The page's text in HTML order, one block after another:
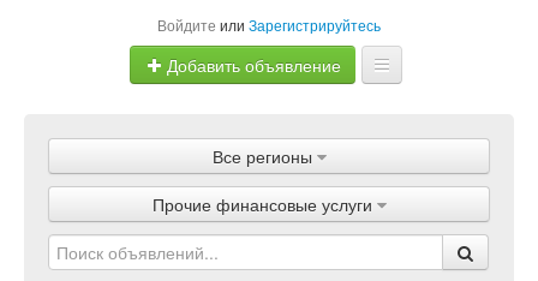
Войдите или Зарегистрируйтесь
Добавить объявление
Объявления
Магазины
Услуги
Все регионы
Прочие финансовые услуги